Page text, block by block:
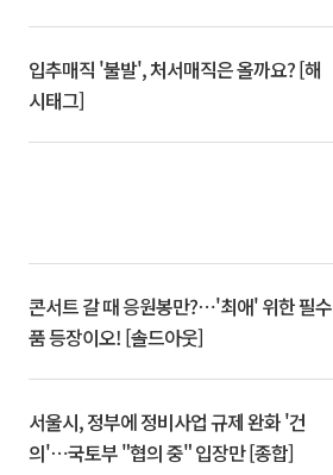
입추매직 '불발', 처서매직은 올까요? [해
시태그]
콘서트 갈 때 응원봉만?⋯'최애' 위한 필수
품 등장이오! [솔드아웃]
서울시, 정부에 정비사업 규제 완화 '건
의'⋯국토부 "협의 중" 입장만 [종합]